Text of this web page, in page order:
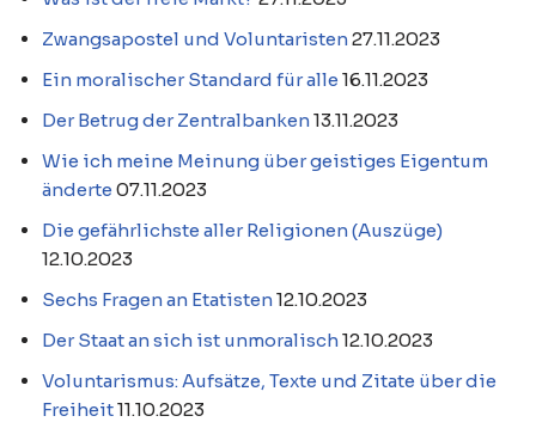
Zwangsapostel und Voluntaristen27.11.2023
Ein moralischer Standard für alle 16.11.2023
Der Betrug der Zentralbanken13.11.2023
Wie ich meine Meinung über geistiges Eigentum
änderte 07.11.2023
Die gefährlichste aller Religionen (Auszüge)
12.10.2023
Sechs Fragen an Etatisten12.10.2023
Der Staat an sich ist unmoralisch12.10.2023
Voluntarismus: Aufsätze, Texte und Zitate über die
Freiheit11.10.2023